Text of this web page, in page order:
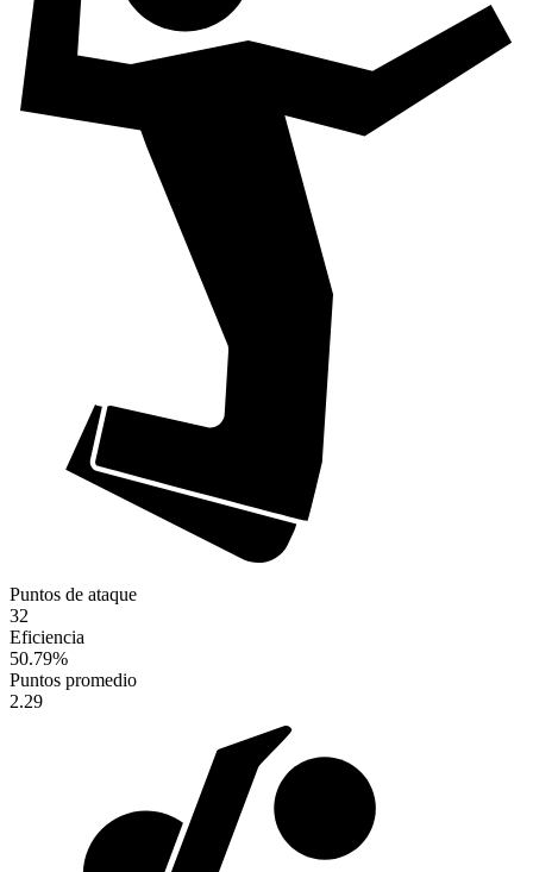
Puntos de ataque
32
Eficiencia
50.79%
Puntos promedio
2.29